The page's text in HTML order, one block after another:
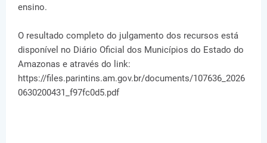
ensino.
O resultado completo do julgamento dos recursos está
disponível no Diário Oficial dos Municípios do Estado do
Amazonas e através do link:
https://files.parintins.am.gov.br/documents/107636_2026
0630200431_f97fc0d5.pdf